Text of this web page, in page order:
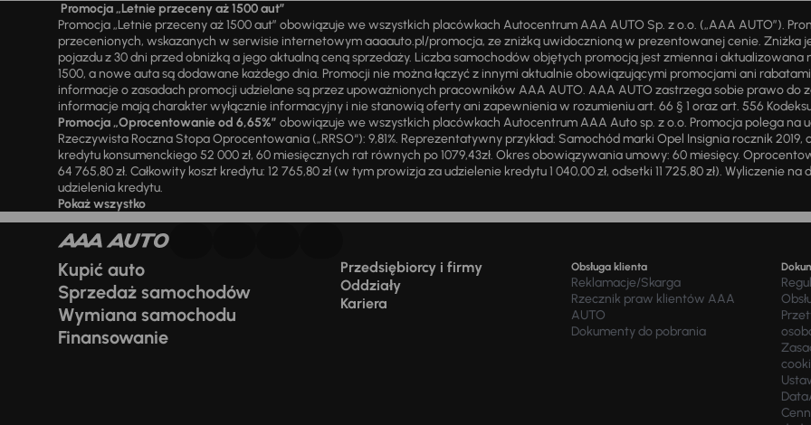
Promocja „Letnie przeceny aż 1500 aut”
Promocja „Letnie przeceny aż 1500 aut” obowiązuje we wszystkich placówkach Autocentrum AAA AUTO Sp. z o.o. („AAA AUTO”).
przecenionych, wskazanych w serwisie internetowym aaaauto.pl/promocja, ze zniżką uwidocznioną w prezentowanej cenie. Zniżka
pojazdu z 30 dni przed obniżką a jego aktualną ceną sprzedaży. Liczba samochodów objętych promocją jest zmienna i
1500, a nowe auta są dodawane każdego dnia. Promocji nie można łączyć z innymi aktualnie obowiązującymi promocjami ani
informacje o zasadach promocji udzielane są przez upoważnionych pracowników AAA AUTO. AAA AUTO zastrzega sobie prawo
informacje mają charakter wyłącznie informacyjny i nie stanowią oferty ani zapewnienia w rozumieniu art. 66 § 1 oraz art. 556
Promocja „Oprocentowanie od 6,65%” obowiązuje we wszystkich placówkach Autocentrum AAA Auto sp. z o.o. Promocja polega na
Rzeczywista Roczna Stopa Oprocentowania („RRSO“): 9,81%. Reprezentatywny przykład: Samochód marki Opel Insignia rocznik 2019,
kredytu konsumenckiego 52 000 zł, 60 miesięcznych rat równych po 1079,43zł. Okres obowiązywania umowy: 60 miesięcy.
64 765,80 zł. Całkowity koszt kredytu: 12 765,80 zł (w tym prowizja za udzielenie kredytu 1 040,00 zł, odsetki 11 725,80 zł). Wyliczenie
udzielenia kredytu.
Pokaż wszystko
Kupić auto
Sprzedaż samochodów
Wymiana samochodu
Finansowanie
Przedsiębiorcy i firmy
Oddziały
Kariera
Obsługa klienta
Reklamacje/Skarga
Rzecznik praw klientów AAA
AUTO
Dokumenty do pobrania